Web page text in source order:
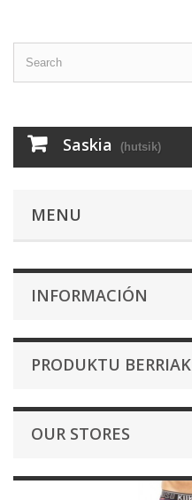
Saskia (hutsik)
MENU
INFORMACIÓN
PRODUKTU BERRIAK
OUR STORES